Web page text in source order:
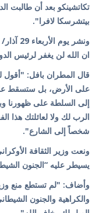
تكاتشينكو بعد أن طالبت
بيتشرسكا لافرا".
ونشر
ان الله لن يغفر لرئيس
قال المطران بافل: "أقول
على الأرض، بل ستسقط
إلى السلطة على ظهورنا
شخصاً إلى الشارع".
ونعت وزير الثقافة
يسيطر عليه “الجنون
وأضاف: "لم تستطع منع
والكراهية والجنون